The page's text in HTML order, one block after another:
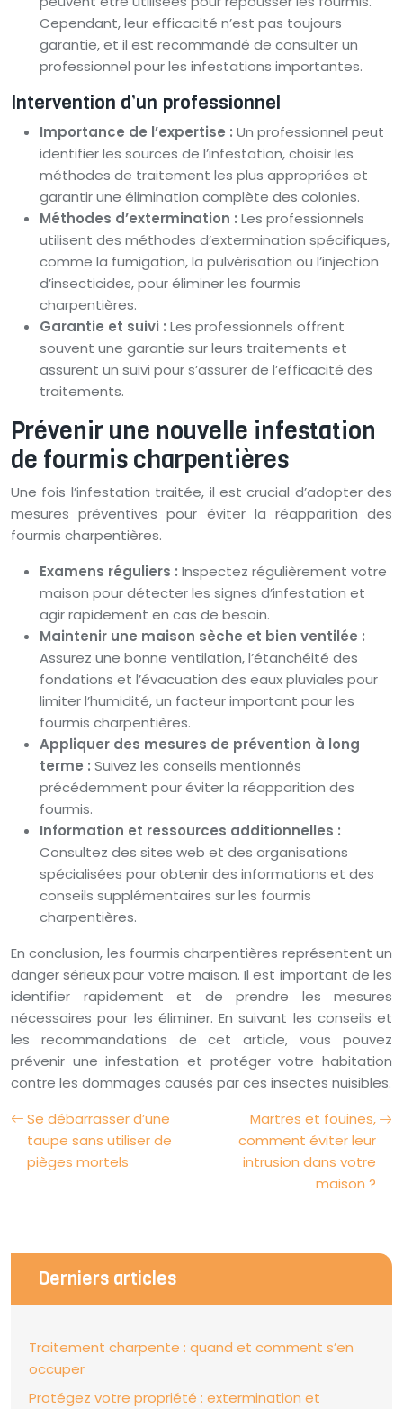
Cependant, leur efficacité n’est pas toujours
garantie, et il est recommandé de consulter un
professionnel pour les infestations importantes.
Intervention d’un professionnel
Importance de l’expertise : Un professionnel peut
identifier les sources de l’infestation, choisir les
méthodes de traitement les plus appropriées et
garantir une élimination complète des colonies.
Méthodes d’extermination : Les professionnels
utilisent des méthodes d’extermination spécifiques,
comme la fumigation, la pulvérisation ou l’injection
d’insecticides, pour éliminer les fourmis
charpentières.
Garantie et suivi : Les professionnels offrent
souvent une garantie sur leurs traitements et
assurent un suivi pour s’assurer de l’efficacité des
traitements.
Prévenir une nouvelle infestation
de fourmis charpentières
Une fois l’infestation traitée, il est crucial d’adopter des
mesures préventives pour éviter la réapparition des
fourmis charpentières.
Examens réguliers : Inspectez régulièrement votre
maison pour détecter les signes d’infestation et
agir rapidement en cas de besoin.
Maintenir une maison sèche et bien ventilée :
Assurez une bonne ventilation, l’étanchéité des
fondations et l’évacuation des eaux pluviales pour
limiter l’humidité, un facteur important pour les
fourmis charpentières.
Appliquer des mesures de prévention à long
terme : Suivez les conseils mentionnés
précédemment pour éviter la réapparition des
fourmis.
Information et ressources additionnelles :
Consultez des sites web et des organisations
spécialisées pour obtenir des informations et des
conseils supplémentaires sur les fourmis
charpentières.
En conclusion, les fourmis charpentières représentent un
danger sérieux pour votre maison. Il est important de les
identifier rapidement et de prendre les mesures
nécessaires pour les éliminer. En suivant les conseils et
les recommandations de cet article, vous pouvez
prévenir une infestation et protéger votre habitation
contre les dommages causés par ces insectes nuisibles.
Se débarrasser d’une
taupe sans utiliser de
pièges mortels
Martres et fouines,
comment éviter leur
intrusion dans votre
maison ?
Derniers articles
Traitement charpente : quand et comment s’en
occuper
Protégez votre propriété : extermination et